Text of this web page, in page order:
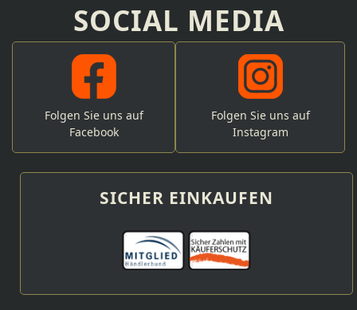
SOCIAL MEDIA
Folgen Sie uns auf
Facebook
Folgen Sie uns auf
Instagram
SICHER EINKAUFEN